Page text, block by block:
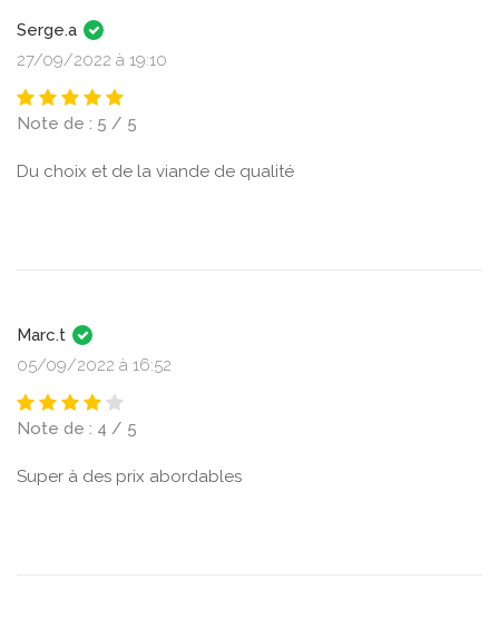
Serge.a
27/09/2022 à 19:10
Note de : 5 / 5
Du choix et de la viande de qualité
Marc.t
05/09/2022 à 16:52
Note de : 4 / 5
Super à des prix abordables